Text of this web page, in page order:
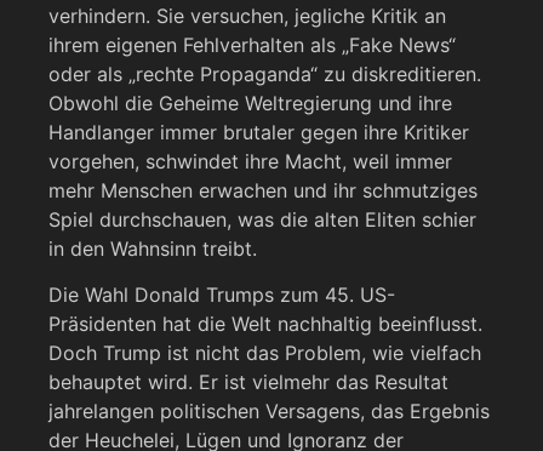
verhindern. Sie versuchen, jegliche Kritik an
ihrem eigenen Fehlverhalten als „Fake News“
oder als „rechte Propaganda“ zu diskreditieren.
Obwohl die Geheime Weltregierung und ihre
Handlanger immer brutaler gegen ihre Kritiker
vorgehen, schwindet ihre Macht, weil immer
mehr Menschen erwachen und ihr schmutziges
Spiel durchschauen, was die alten Eliten schier
in den Wahnsinn treibt.
Die Wahl Donald Trumps zum 45. US-
Präsidenten hat die Welt nachhaltig beeinflusst.
Doch Trump ist nicht das Problem, wie vielfach
behauptet wird. Er ist vielmehr das Resultat
jahrelangen politischen Versagens, das Ergebnis
der Heuchelei, Lügen und Ignoranz der